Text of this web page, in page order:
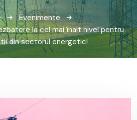
Evenimente
la cel mai înalt nivel pentru
din sectorul energetic!